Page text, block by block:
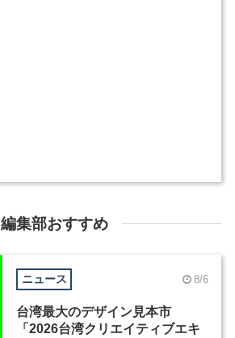
編集部おすすめ
ニュース 8/6
台湾最大のデザイン見本市
「2026台湾クリエイティブエキ